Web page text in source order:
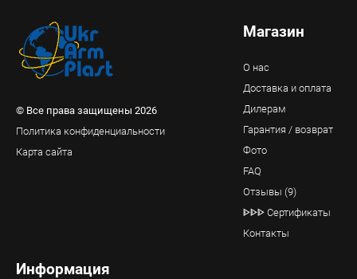
© Все права защищены 2026
Политика конфиденциальности
Карта сайта
Магазин
О нас
Доставка и оплата
Дилерам
Гарантия / возврат
Фото
FAQ
Отзывы (9)
ᐈᐈᐈ Сертификаты
Контакты
Информация